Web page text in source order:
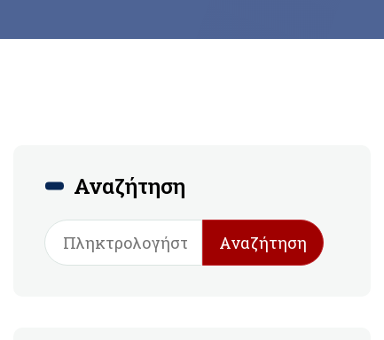
Αναζήτηση
Αναζήτηση